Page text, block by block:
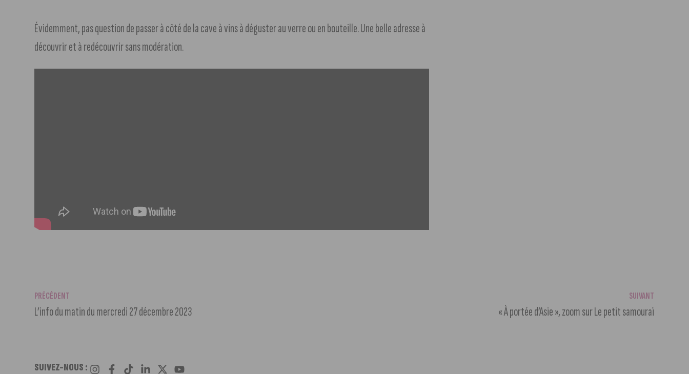
Évidemment, pas question de passer à côté de la cave à vins à déguster au verre ou en bouteille. Une belle adresse à
découvrir et à redécouvrir sans modération.
PRÉCÉDENT
L’info du matin du mercredi 27 décembre 2023
SUIVANT
« À portée d’Asie », zoom sur Le petit samouraï
SUIVEZ-NOUS :